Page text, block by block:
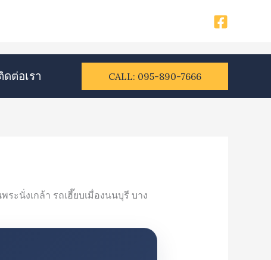
ดต่อเรา​ CALL: 095-890-7666